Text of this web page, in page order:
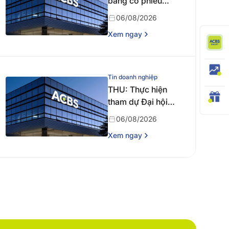
năm 2025
06/08/2026
Xem ngay
Tin doanh nghiệp
THU: Thực hiện
tham dự Đại hội
đồng cổ đông
thường niên năm
2026
06/08/2026
Xem ngay